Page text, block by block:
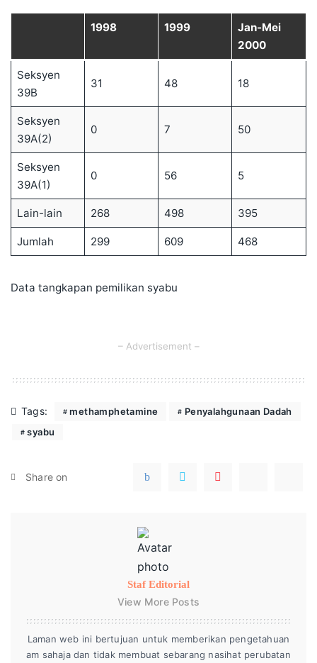
1998 1999
Jan-Mei
2000
Seksyen
39B
31 48 18
Seksyen
39A(2)
0 7 50
Seksyen
39A(1)
0 56 5
Lain-lain 268 498 395
Jumlah 299 609 468
Data tangkapan pemilikan syabu
– Advertisement –
Tags: methamphetamine
Penyalahgunaan Dadah
syabu
Share on
Staf Editorial
View More Posts
Laman web ini bertujuan untuk memberikan pengetahuan
am sahaja dan tidak membuat sebarang nasihat perubatan